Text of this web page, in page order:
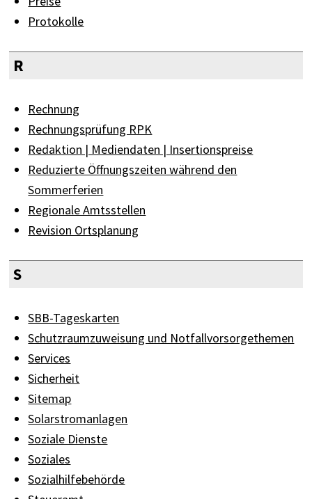
Protokolle
R
Rechnung
Rechnungsprüfung RPK
Redaktion | Mediendaten | Insertionspreise
Reduzierte Öffnungszeiten während den
Sommerferien
Regionale Amtsstellen
Revision Ortsplanung
S
SBB-Tageskarten
Schutzraumzuweisung und Notfallvorsorgethemen
Services
Sicherheit
Sitemap
Solarstromanlagen
Soziale Dienste
Soziales
Sozialhilfebehörde